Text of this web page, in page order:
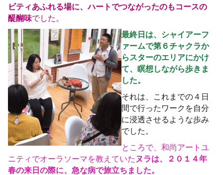
ビティあふれる場に、ハートでつながったのもコースの
醍醐味でした。
最終日は、シャイアーフ
ァームで第６チャクラか
らスターのエリアにかけ
て、瞑想しながら歩きま
した。
それは、これまでの４日
間で行ったワークを自分
に浸透させるような歩み
でした。
ところで、和尚アートユ
ニティでオーラソーマを教えていた ヌラは、２０１４年
春の来日の際に、急な病で旅立ちました。